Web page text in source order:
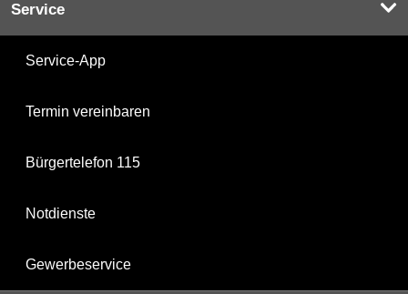
Service
Service-App
Termin vereinbaren
Bürgertelefon 115
Notdienste
Gewerbeservice